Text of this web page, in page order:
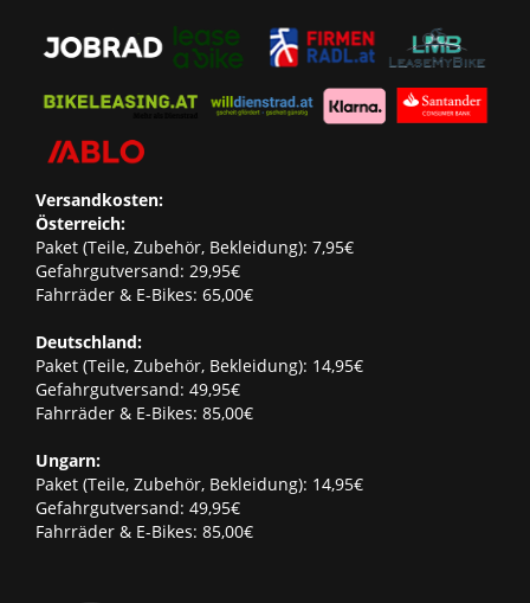
Versandkosten:
Österreich:
Paket (Teile, Zubehör, Bekleidung): 7,95€
Gefahrgutversand: 29,95€
Fahrräder & E-Bikes: 65,00€
Deutschland:
Paket (Teile, Zubehör, Bekleidung): 14,95€
Gefahrgutversand: 49,95€
Fahrräder & E-Bikes: 85,00€
Ungarn:
Paket (Teile, Zubehör, Bekleidung): 14,95€
Gefahrgutversand: 49,95€
Fahrräder & E-Bikes: 85,00€